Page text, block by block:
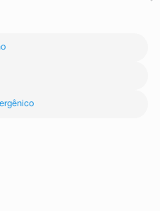
cada unha, do centro para as
perolado e aumentar a